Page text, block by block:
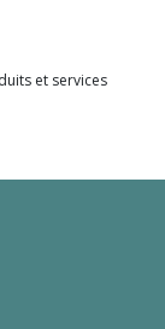
et services